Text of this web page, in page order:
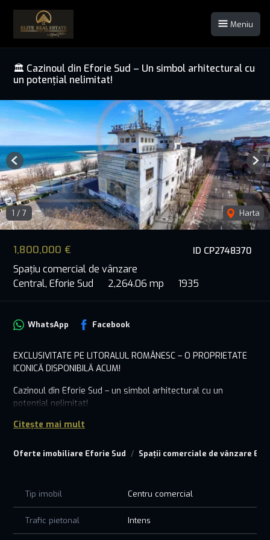
Meniu
🏛️ Cazinoul din Eforie Sud – Un simbol arhitectural cu
un potențial nelimitat!
ID CP2748370
1,800,000 €
Spațiu comercial de vânzare
Central, Eforie Sud
2,264.06 mp 1935
1 / 7 Harta
Previous
Oferte imobiliare Eforie Sud Spații comerciale de vânzare
WhatsApp Facebook
EXCLUSIVITATE PE LITORALUL ROMÂNESC – O PROPRIETATE
ICONICĂ DISPONIBILĂ ACUM!
Cazinoul din Eforie Sud – un simbol arhitectural cu un
potențial nelimitat!
direct la litoralul românesc
și caracter, fiind gata să fie transformat într-un proiect de
pentru investitorii care caută o destinație de lux.
Oportunități de dezvoltare fără limite:
Hotel exclusivist sau boutique – o destinație premium pentru
Citește mai mult
Tip imobil Centru comercial
Trafic pietonal Intens